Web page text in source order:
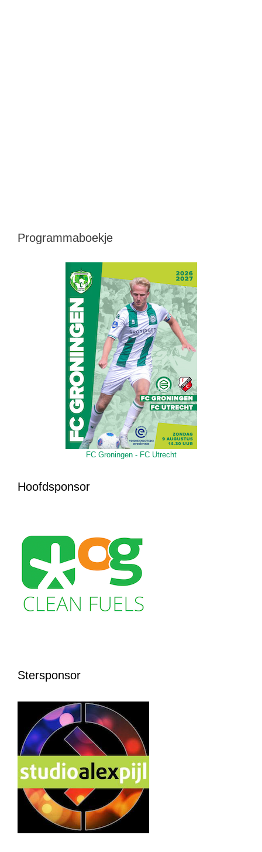
Programmaboekje
FC Groningen - FC Utrecht
Hoofdsponsor
Stersponsor